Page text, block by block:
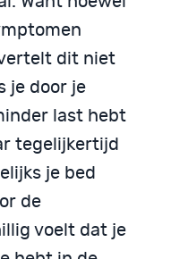
dit niet
je door je
last hebt
tegelijkertijd
je bed
de
voelt dat je